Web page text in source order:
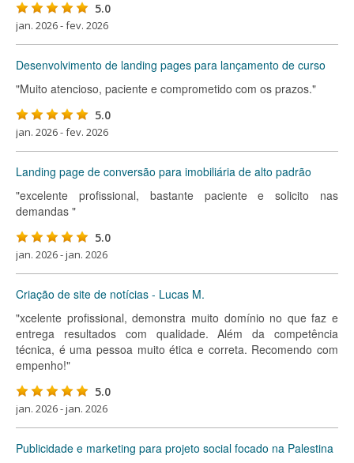
5.0
jan. 2026 - fev. 2026
Desenvolvimento de landing pages para lançamento de curso
"Muito atencioso, paciente e comprometido com os prazos."
5.0
jan. 2026 - fev. 2026
Landing page de conversão para imobiliária de alto padrão
"excelente profissional, bastante paciente e solicito nas
demandas "
5.0
jan. 2026 - jan. 2026
Criação de site de notícias - Lucas M.
"xcelente profissional, demonstra muito domínio no que faz e
entrega resultados com qualidade. Além da competência
técnica, é uma pessoa muito ética e correta. Recomendo com
empenho!"
5.0
jan. 2026 - jan. 2026
Publicidade e marketing para projeto social focado na Palestina